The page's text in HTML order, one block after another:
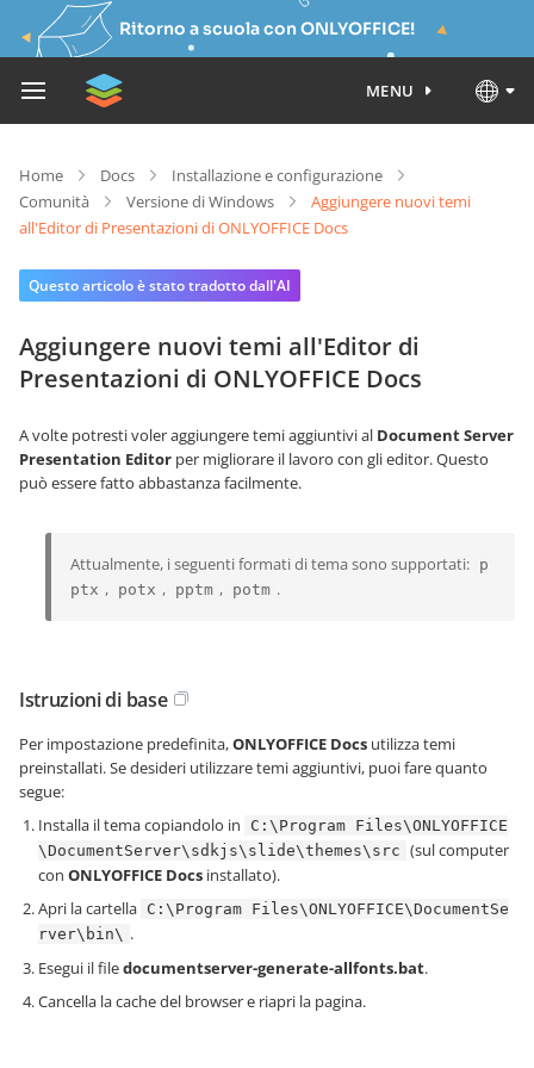
Ritorno a scuola con ONLYOFFICE!
MENU
Home Docs
Installazione e configurazione
Comunità
Versione di Windows
Aggiungere nuovi temi
all'Editor di Presentazioni di ONLYOFFICE Docs
Questo articolo è stato tradotto dall'AI
Aggiungere nuovi temi all'Editor di
Presentazioni di ONLYOFFICE Docs
A volte potresti voler aggiungere temi aggiuntivi al Document Server
Presentation Editor per migliorare il lavoro con gli editor. Questo
può essere fatto abbastanza facilmente.
Attualmente, i seguenti formati di tema sono supportati: p
ptx , potx , pptm , potm .
Istruzioni di base
Per impostazione predefinita,ONLYOFFICE Docs utilizza temi
preinstallati. Se desideri utilizzare temi aggiuntivi, puoi fare quanto
segue:
Installa il tema copiandolo in
C:\Program Files\ONLYOFFICE
\DocumentServer\sdkjs\slide\themes\src (sul computer
con ONLYOFFICE Docs installato).
Apri la cartella C:\Program Files\ONLYOFFICE\DocumentSe
rver\bin\ .
Esegui il filedocumentserver-generate-allfonts.bat.
Cancella la cache del browser e riapri la pagina.